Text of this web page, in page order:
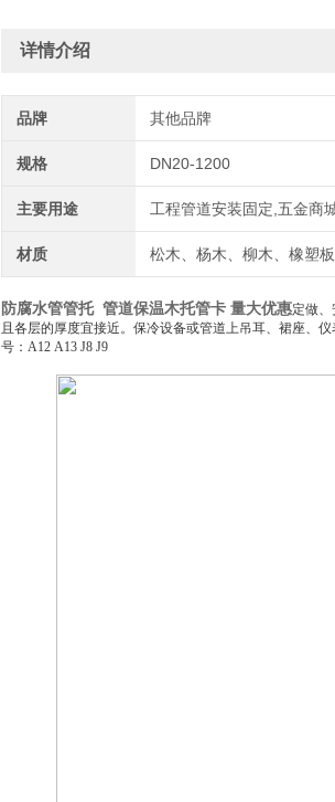
详情介绍
品牌 其他品牌
规格 DN20-1200
主要用途 工程管道安装固定,五金商
材质 松木、杨木、柳木、橡塑板
防腐水管管托 管道保温木托管卡 量大优惠定做
且各层的厚度宜接近。保冷设备或管道上吊耳、裙座、
号：A12 A13 J8 J9